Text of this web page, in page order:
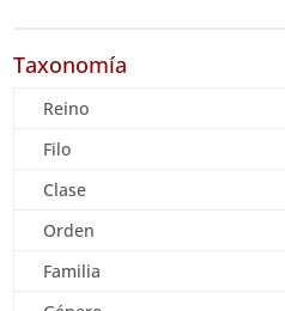
Taxonomía
Reino
Filo
Clase
Orden
Familia